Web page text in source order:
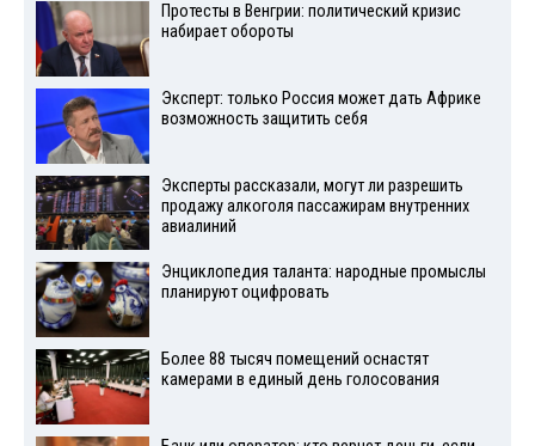
Протесты в Венгрии: политический кризис
набирает обороты
Эксперт: только Россия может дать Африке
возможность защитить себя
Эксперты рассказали, могут ли разрешить
продажу алкоголя пассажирам внутренних
авиалиний
Энциклопедия таланта: народные промыслы
планируют оцифровать
Более 88 тысяч помещений оснастят
камерами в единый день голосования